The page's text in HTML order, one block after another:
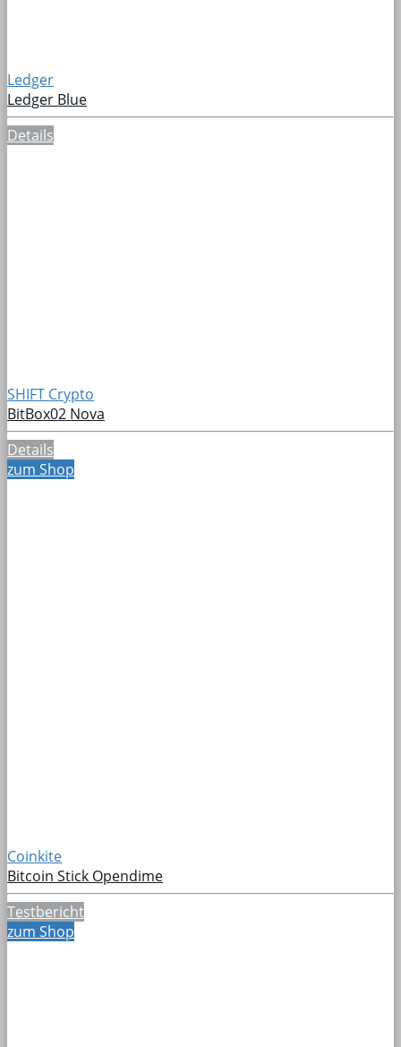
Ledger
Ledger Blue
Details
SHIFT Crypto
BitBox02 Nova
Details
zum Shop
Coinkite
Bitcoin Stick Opendime
Testbericht
zum Shop